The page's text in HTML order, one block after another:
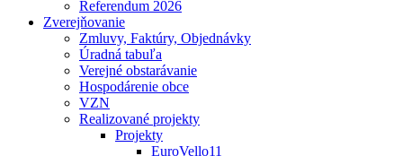
Referendum 2026
Zverejňovanie
Zmluvy, Faktúry, Objednávky
Úradná tabuľa
Verejné obstarávanie
Hospodárenie obce
VZN
Realizované projekty
Projekty
EuroVello11